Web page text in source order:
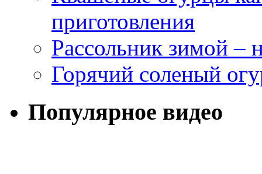
приготовления
Рассольник зимой –
Горячий соленый
Популярное видео